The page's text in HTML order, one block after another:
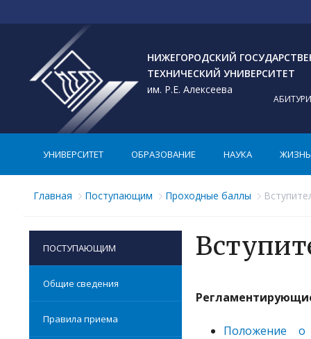
НИЖЕГОРОДСКИЙ
ТЕХНИЧЕСКИЙ УНИВЕРСИТЕТ
им. Р.Е. Алексеева
УНИВЕРСИТЕТ ОБРАЗОВАНИЕ НАУКА ЖИЗНЬ
Главная Поступающим Проходные баллы
ПОСТУПАЮЩИМ
Общие сведения
Правила приема
Положение о